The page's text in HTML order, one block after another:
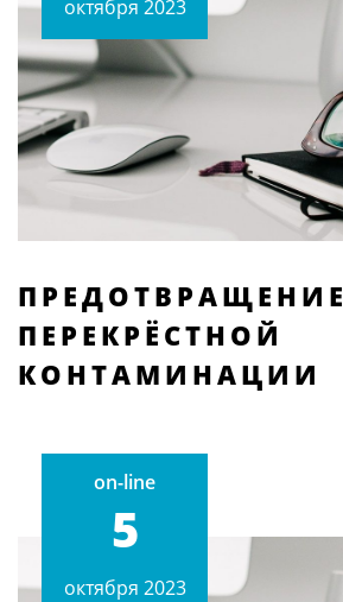
октября 2023
ПРЕДОТВРАЩЕНИЕ
ПЕРЕКРЁСТНОЙ
КОНТАМИНАЦИИ
on-line
5
октября 2023